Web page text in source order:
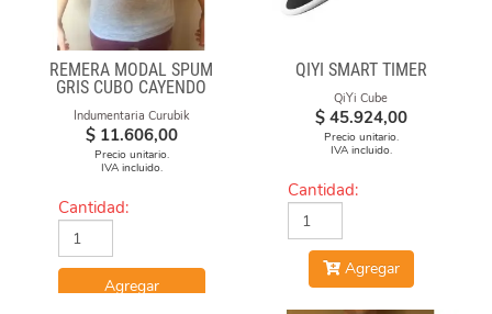
REMERA MODAL SPUM
GRIS CUBO CAYENDO
Indumentaria Curubik
$ 11.606,00
Precio unitario.
IVA incluido.
Cantidad:
Agregar
QIYI SMART TIMER
QiYi Cube
$ 45.924,00
Precio unitario.
IVA incluido.
Cantidad:
Agregar